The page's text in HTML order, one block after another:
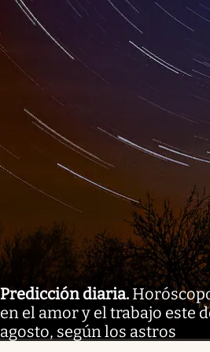
Predicción diaria.
en el amor y el trabajo este
agosto, según los astros